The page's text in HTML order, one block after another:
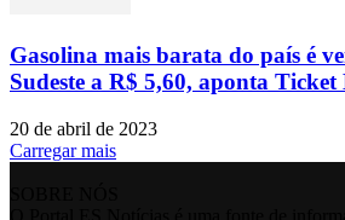
Gasolina mais barata do país é
Sudeste a R$ 5,60, aponta Ticket
20 de abril de 2023
Carregar mais